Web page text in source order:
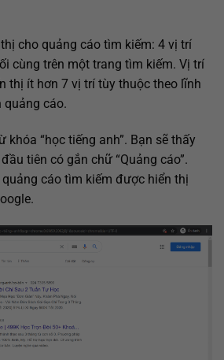
cho quảng cáo tìm kiếm: 4 vị trí
cùng trên một trang tìm kiếm. Vị trí
thị ít hơn 7 vị trí tùy thuộc theo lĩnh
quảng cáo.
khóa “học tiếng anh”. Bạn sẽ thấy
tiên có gắn chữ “Quảng cáo”.
cáo tìm kiếm được hiển thị